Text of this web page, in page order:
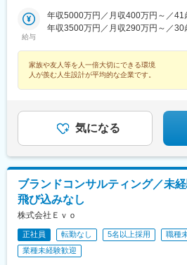
港駅(大阪モノレール)、狛江駅、芳
保原駅、肥後橋駅、下板橋駅、登戸
山陽女学園前駅、球場前駅(高知県)
くりこま高原駅、長町一丁目駅、宇
青谷駅、天ケ瀬駅、有佐駅、吉井駅(
駅(三重県)、三瀬谷駅、南鳥海駅、
駅(滋賀県)、堅田駅、近江長岡駅、
公園駅、蛍池駅、津久見駅、松浦
作駅、和泉多摩川駅、井荻駅、阿波
松島駅、ゆいの杜東駅、高久駅、五
東野尻駅、ハーモニーホール駅、遠
駅、保原駅、会津若松駅、原ノ町駅
鉄線)、南小樽駅、稲積公園駅、苫
駅、大山駅(東京都)、モレラ岐阜駅
県)、伏屋駅、吉塚駅、伊予三島駅、
守谷駅、ゆめみ野駅、北春日部駅、
駅、内宿駅、柏の葉キャンパス駅、
武動物公園駅、上板橋駅、本厚木駅
田駅(神奈川県)、向ケ丘遊園駅、北
給与
年収5000万円／月収400万円～／41
年収3500万円／月収290万円～／30
家族や友人等を人一倍大切にできる環境
人が羨む人生設計が平均的な企業です。
気になる
ブランドコンサルティング／未
飛び込みなし
株式会社Ｅｖｏ
正社員 転勤なし 5名以上採用
職種
業種未経験歓迎